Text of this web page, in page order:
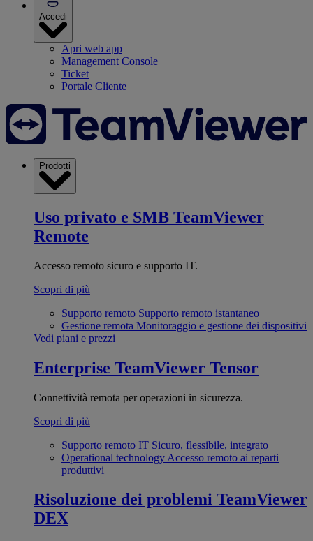
Accedi
Apri web app
Management Console
Ticket
Portale Cliente
Prodotti
Uso privato e SMB TeamViewer
Remote
Accesso remoto sicuro e supporto IT.
Scopri di più
Supporto remoto Supporto remoto istantaneo
Gestione remota Monitoraggio e gestione dei dispositivi
Vedi piani e prezzi
Enterprise TeamViewer Tensor
Connettività remota per operazioni in sicurezza.
Scopri di più
Supporto remoto IT Sicuro, flessibile, integrato
Operational technology Accesso remoto ai reparti
produttivi
Risoluzione dei problemi TeamViewer
DEX